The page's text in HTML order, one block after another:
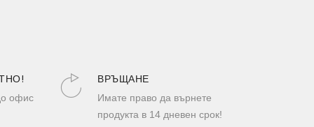
офис
ВРЪЩАНЕ
Имате право да върнете
продукта в 14 дневен срок!